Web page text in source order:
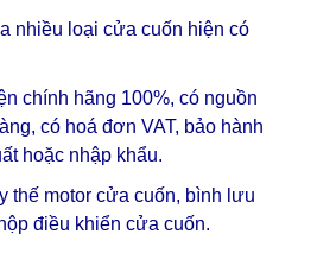
nhiều loại cửa cuốn hiện có
chính hãng 100%, có nguồn
có hoá đơn VAT, bảo hành
hoặc nhập khẩu.
thế motor cửa cuốn, bình lưu
điều khiển cửa cuốn.